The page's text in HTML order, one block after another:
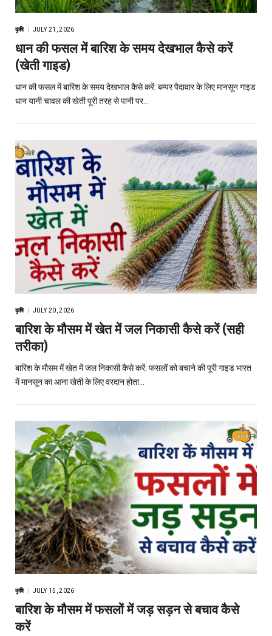
कृषि JULY 21, 2026
धान की फसल में बारिश के समय देखभाल कैसे करें
(खेती गाइड)
धान की फसल में बारिश के समय देखभाल कैसे करें: बम्पर पैदावार के लिए मानसून गाइड
धान यानी चावल की खेती पूरी तरह से पानी पर…
कृषि JULY 20, 2026
बारिश के मौसम में खेत में जल निकासी कैसे करें (सही
तरीका)
बारिश के मौसम में खेत में जल निकासी कैसे करें: फसलों को बचाने की पूरी गाइड भारत
में मानसून का आना खेती के लिए वरदान होता…
कृषि JULY 15, 2026
बारिश के मौसम में फसलों में जड़ सड़न से बचाव कैसे
करें